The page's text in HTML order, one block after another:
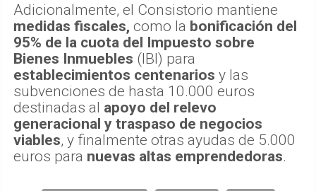
Adicionalmente, el Consistorio mantiene
medidas fiscales, como la bonificación del
95% de la cuota del Impuesto sobre
Bienes Inmuebles (IBI) para
establecimientos centenarios y las
subvenciones de hasta 10.000 euros
destinadas al apoyo del relevo
generacional y traspaso de negocios
viables, y finalmente otras ayudas de 5.000
euros para nuevas altas emprendedoras.